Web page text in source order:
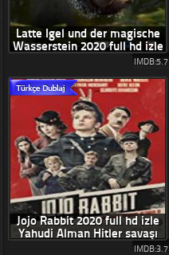
Latte Igel und der magische
Wasserstein 2020 full hd izle
IMDB:5.7
Jojo Rabbit 2020 full hd izle
Yahudi Alman Hitler savaşı
IMDB:3.7